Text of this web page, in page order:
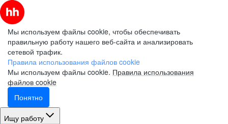
Мы используем файлы cookie, чтобы обеспечивать
правильную работу нашего веб-сайта и анализировать
сетевой трафик.
Правила использования файлов cookie
Мы используем файлы cookie. Правила использования
файлов cookie
Понятно
Ищу работу